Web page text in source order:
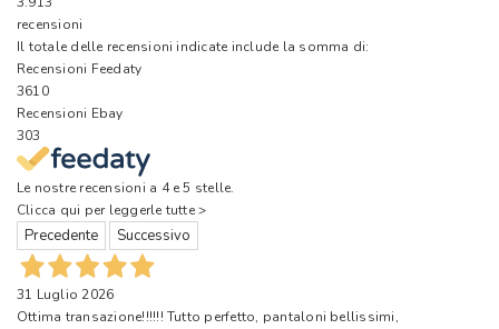
recensioni
Il totale delle recensioni indicate include la somma di:
Recensioni Feedaty
3610
Recensioni Ebay
303
Le nostre recensioni a 4 e 5 stelle.
Clicca qui per leggerle tutte >
Precedente Successivo
31 Luglio 2026
Ottima transazione!!!!!! Tutto perfetto, pantaloni bellissimi,